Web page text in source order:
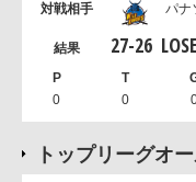
パナ
27-26 LOSE
0 0
トップリーグオ